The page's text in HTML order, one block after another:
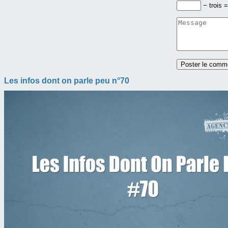
− trois
Les infos dont on parle peu n°70